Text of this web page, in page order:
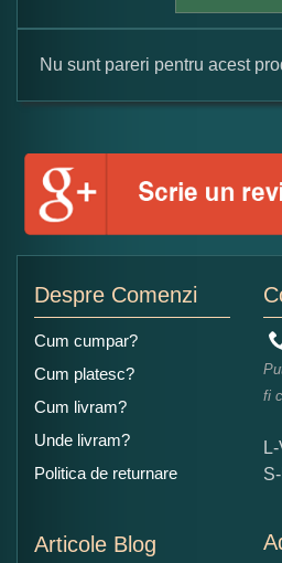
Formular pareri client
Numele dumneavoastra:
Ce nota acordati acestui
Nu sunt pareri pentru acest
Despre Comenzi
Cum cumpar?
Cum platesc?
Cum livram?
Unde livram?
Politica de returnare
Articole Blog
fi